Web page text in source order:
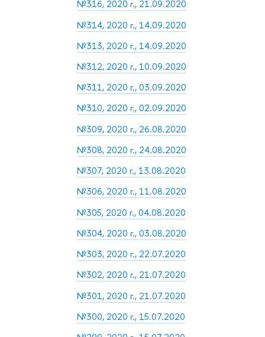
№316, 2020 г., 21.09.2020
№314, 2020 г., 14.09.2020
№313, 2020 г., 14.09.2020
№312, 2020 г., 10.09.2020
№311, 2020 г., 03.09.2020
№310, 2020 г., 02.09.2020
№309, 2020 г., 26.08.2020
№308, 2020 г., 24.08.2020
№307, 2020 г., 13.08.2020
№306, 2020 г., 11.08.2020
№305, 2020 г., 04.08.2020
№304, 2020 г., 03.08.2020
№303, 2020 г., 22.07.2020
№302, 2020 г., 21.07.2020
№301, 2020 г., 21.07.2020
№300, 2020 г., 15.07.2020